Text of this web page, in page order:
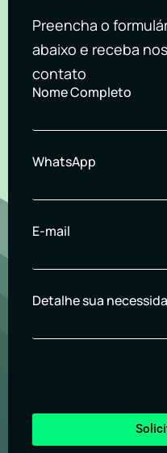
Preencha o
abaixo e receba
contato
Nome Completo
WhatsApp
E-mail
Detalhe sua